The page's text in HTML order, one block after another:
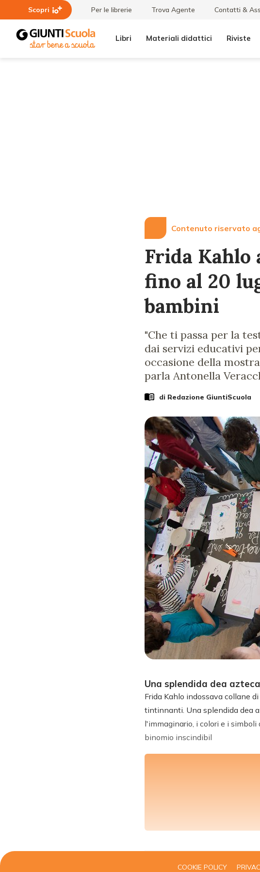
Scopri Per le librerie Trova Agente Contatti &
Libri Materiali didattici Riviste
Contenuto riservato
Frida Kahlo
fino al 20
bambini
"Che ti passa per la
dai servizi educativi
occasione della
parla Antonella
di Redazione GiuntiScuola
Una splendida dea azteca
Frida Kahlo indossava collane
tintinnanti. Una splendida dea
l'immaginario, i colori e i simboli
binomio inscindibil
COOKIE POLICY